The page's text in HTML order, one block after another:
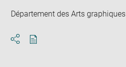
Département des Arts graphiques